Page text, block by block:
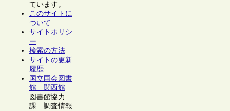
ています。
このサイトに
ついて
サイトポリシ
ー
検索の方法
サイトの更新
履歴
国立国会図書
館 関西館
図書館協力
課 調査情報